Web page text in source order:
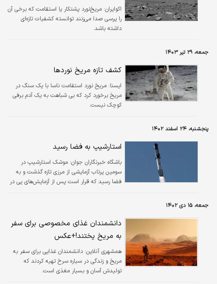
اکوایران: مریخ‌نورد پشتکار یا استقامت که برخی آن
را پرسی صدا می‌زنند توانسته کشفیات تازه‌ای
داشته باشد.
جمعه، ۲۹ تیر ۱۴۰۳
کشف تازه مریخ نوردها
ایسنا: مریخ نورد استقامت ناسا با یک سنگ در
مریخ برخورد کرد که بی شباهت به یک آدم برفی
کوچک نیست.
پنجشنبه، ۲۴ اسفند ۱۴۰۲
استارشیپ به فضا رسید
باشگاه خبرنگاران جوان: موشک استارشیپ در
سومین پرتاب آزمایشی از مرزی تازه گذشت و به
فضا رسید که قرار است پس از آزمایش‌های پی در
جمعه، ۱۵ دی ۱۴۰۲
دانشمندان غذای مخصوصی برای سفر
به مریخ پختند!+عکس
همشهری آنلاین: دانشمندان غذایی برای سفر به
مریخ و زندگی در سیاره سرخ تهیه کردند که
تولیدش آسان و بسیار مغذی است.